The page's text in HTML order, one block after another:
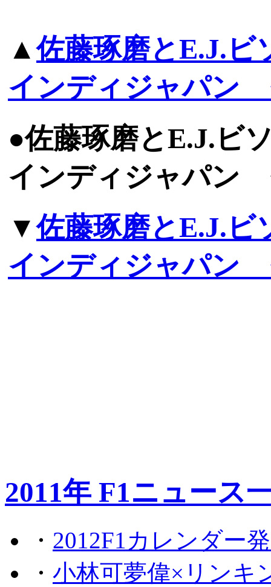
▲佐藤琢磨とE.J.ビ
インディジャパン
●佐藤琢磨とE.J.ビ
インディジャパン
▼佐藤琢磨とE.J.ビ
インディジャパン
2011年 F1ニュース
・ 2012F1カレンダー
・ 小林可夢偉×リンキ